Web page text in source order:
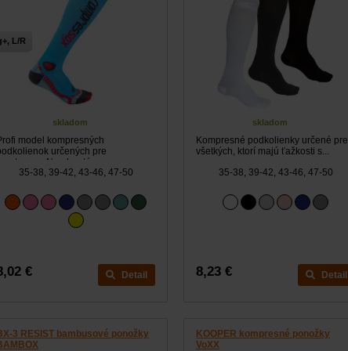
skladom
model kompresných
určených pre
Navrhnuté pre...
35-38, 39-42, 43-46, 47-50
L/R
€ Detail
skladom
Kompresné podkolienky určené pre
všetkých, ktorí majú ťažkosti s...
35-38, 39-42, 43-46, 47-50
8,23 € Detail
3 RESIST bambusové ponožky
KOOPER kompresné ponožky
VoXX